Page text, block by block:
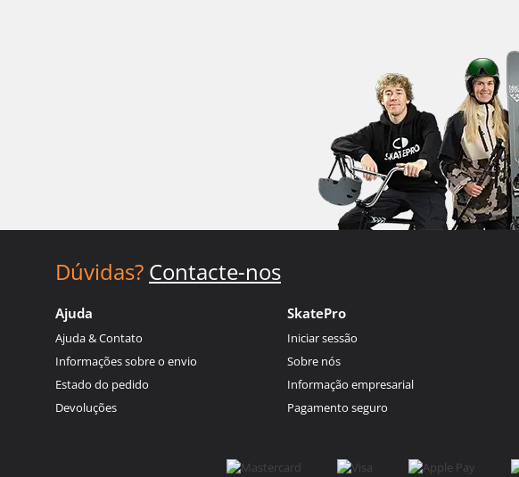
Dúvidas? Contacte-nos
Ajuda
Ajuda & Contato
Informações sobre o envio
Estado do pedido
Devoluções
SkatePro
Iniciar sessão
Sobre nós
Informação empresarial
Pagamento seguro